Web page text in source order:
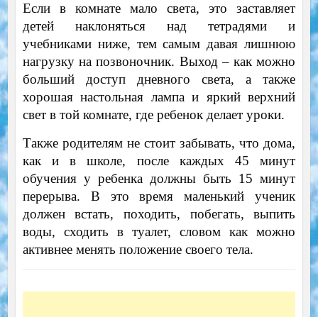
Если в комнате мало света, это заставляет
детей наклоняться над тетрадями и
учебниками ниже, тем самым давая лишнюю
нагрузку на позвоночник. Выход – как можно
больший доступ дневного света, а также
хорошая настольная лампа и яркий верхний
свет в той комнате, где ребенок делает уроки.
Также родителям не стоит забывать, что дома,
как и в школе, после каждых 45 минут
обучения у ребенка должны быть 15 минут
перерыва. В это время маленький ученик
должен встать, походить, побегать, выпить
воды, сходить в туалет, словом как можно
активнее менять положение своего тела.